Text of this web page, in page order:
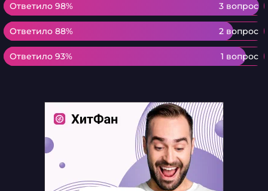
Ответило 98% 3 вопрос
Ответило 98%
Ответило 88% 2 вопрос
Ответило 88%
Ответило 93% 1 вопрос
Ответило 93%